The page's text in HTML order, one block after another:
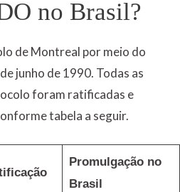
no Brasil?
de Montreal por meio do
junho de 1990. Todas as
foram ratificadas e
tabela a seguir.
Promulgação no
Brasil